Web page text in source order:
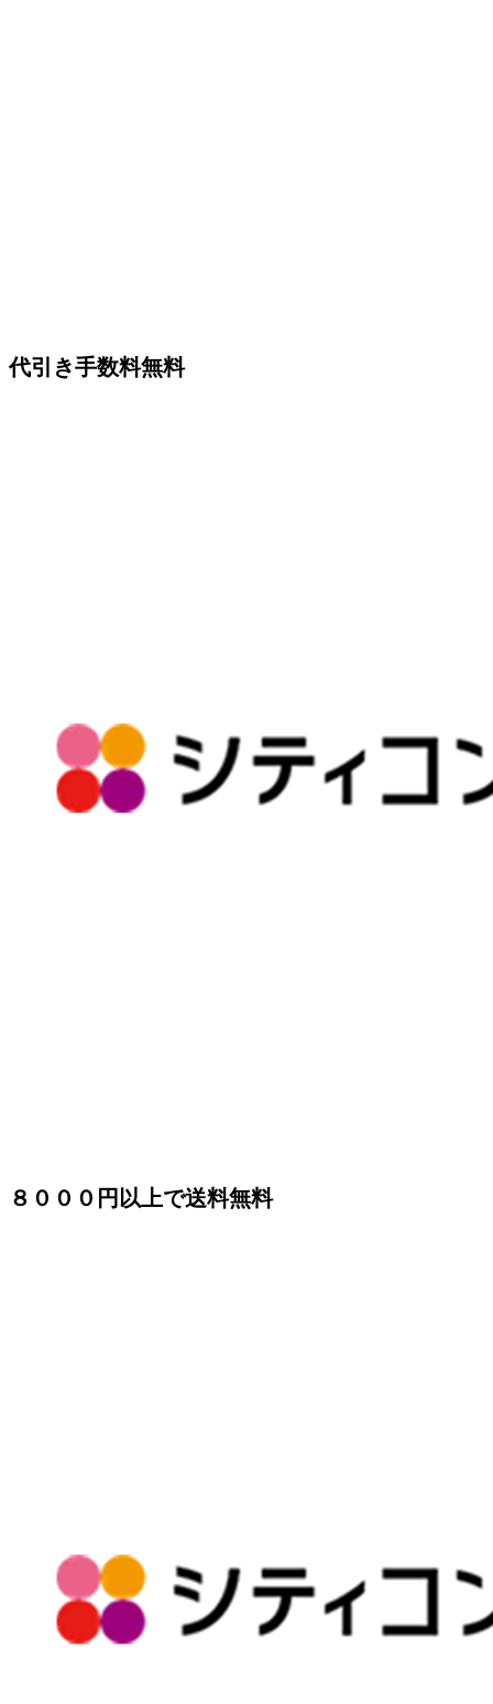
代引き手数料無料
８０００円以上で送料無料